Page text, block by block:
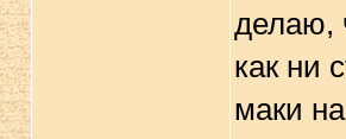
делаю,
как ни
маки